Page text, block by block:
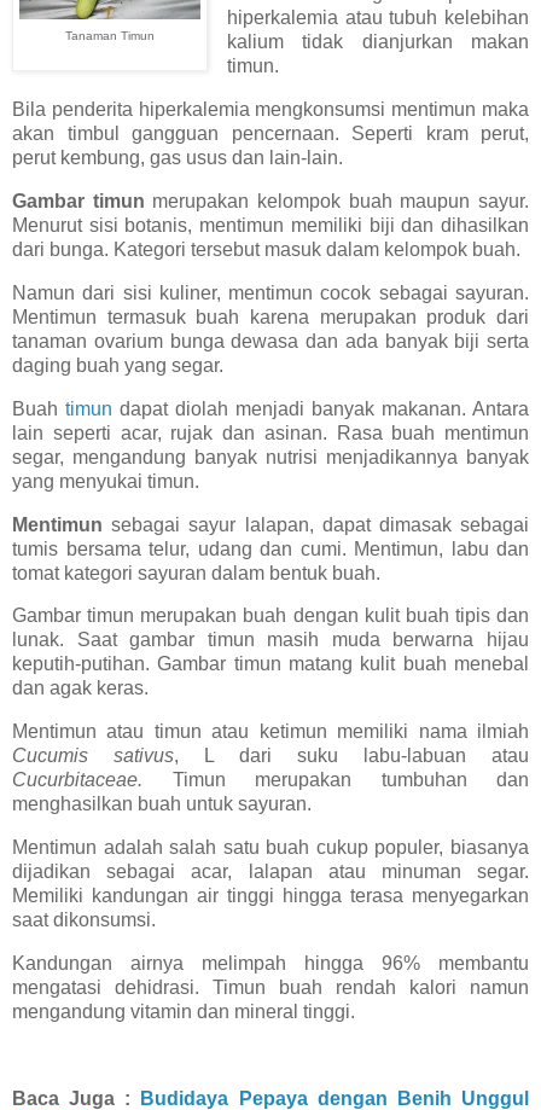
Tanaman Timun
hiperkalemia atau tubuh kelebihan
kalium tidak dianjurkan makan
timun.
Bila penderita hiperkalemia mengkonsumsi mentimun maka
akan timbul gangguan pencernaan. Seperti kram perut,
perut kembung, gas usus dan lain-lain.
Gambar timun merupakan kelompok buah maupun sayur.
Menurut sisi botanis, mentimun memiliki biji dan dihasilkan
dari bunga. Kategori tersebut masuk dalam kelompok buah.
Namun dari sisi kuliner, mentimun cocok sebagai sayuran.
Mentimun termasuk buah karena merupakan produk dari
tanaman ovarium bunga dewasa dan ada banyak biji serta
daging buah yang segar.
Buah timun dapat diolah menjadi banyak makanan. Antara
lain seperti acar, rujak dan asinan. Rasa buah mentimun
segar, mengandung banyak nutrisi menjadikannya banyak
yang menyukai timun.
Mentimunsebagai sayur lalapan, dapat dimasak sebagai
tumis bersama telur, udang dan cumi. Mentimun, labu dan
tomat kategori sayuran dalam bentuk buah.
Gambar timun merupakan buah dengan kulit buah tipis dan
lunak. Saat gambar timun masih muda berwarna hijau
keputih-putihan. Gambar timun matang kulit buah menebal
dan agak keras.
Mentimun atau timun atau ketimun memiliki nama ilmiah
Cucumis sativus, L dari suku labu-labuan atau
Cucurbitaceae. Timun merupakan tumbuhan dan
menghasilkan buah untuk sayuran.
Mentimun adalah salah satu buah cukup populer, biasanya
dijadikan sebagai acar, lalapan atau minuman segar.
Memiliki kandungan air tinggi hingga terasa menyegarkan
saat dikonsumsi.
Kandungan airnya melimpah hingga 96% membantu
mengatasi dehidrasi. Timun buah rendah kalori namun
mengandung vitamin dan mineral tinggi.
Baca Juga :
Budidaya Pepaya dengan Benih Unggul